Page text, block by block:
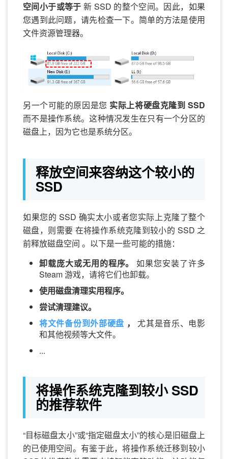
空间小于或等于新 SSD 的整个空间。因此，如果
您遇到此问题，请先检查一下。简单的方法是使用
文件资源管理器。
另一个可能的原因是您 实际上将硬盘克隆到 SSD
而不是操作系统。这种情况发生在只有一个分区的
磁盘上，因为它也是系统分区。
释放空间来容纳这个较小的
SSD
如果您的 SSD 确实太小或者您实际上克隆了整个
磁盘，则需要 在将操作系统克隆到较小的 SSD 之
前释放磁盘空间 。以下是一些可能的措施：
卸载庞大或无用的程序。如果您安装了许多
Steam 游戏，请将它们也卸载。
使用磁盘清理实用程序。
尝试清理建议。
将文件备份到外部硬盘 ，尤其是音乐、电影
和其他视频等大文件。
...
将操作系统克隆到较小 SSD
的推荐软件
“目标磁盘太小”或“指定磁盘太小”的核心是旧磁盘上
的已使用空间。有鉴于此，将操作系统迁移到较小